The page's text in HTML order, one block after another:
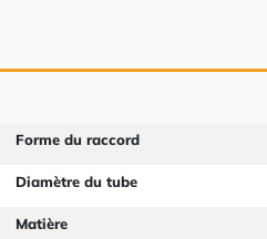
Forme du raccord
Diamètre du tube
Matière